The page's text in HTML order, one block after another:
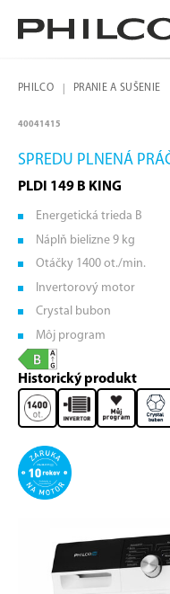
PHILCO PRANIE A SUŠENIE
40041415
SPREDU PLNENÁ
PLDI 149 B KING
Energetická trieda B
Náplň bielizne 9 kg
Otáčky 1400 ot./min.
Invertorový motor
Crystal bubon
Môj program
Historický produkt